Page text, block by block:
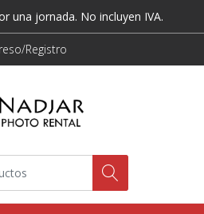
una jornada. No incluyen IVA.
Registro